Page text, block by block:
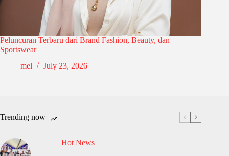
Peluncuran Terbaru dari Brand Fashion, Beauty, dan
Sportswear
mel
July 23, 2026
Trending now
Hot News